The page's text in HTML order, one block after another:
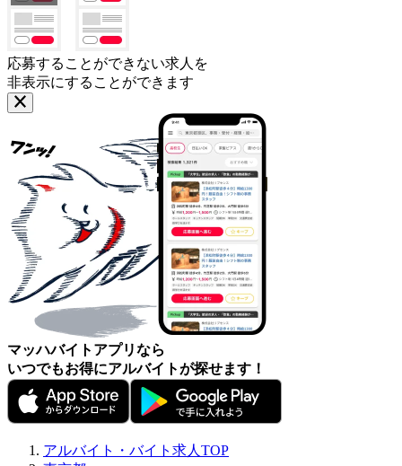
応募することができない求人を
非表示にすることができます
マッハバイトアプリなら
いつでもお得にアルバイトが探せます！
アルバイト・バイト求人TOP